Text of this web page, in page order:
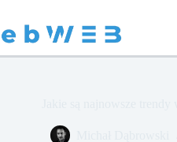
treści